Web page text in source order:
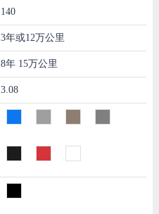
140
3年或12万公里
8年 15万公里
3.08